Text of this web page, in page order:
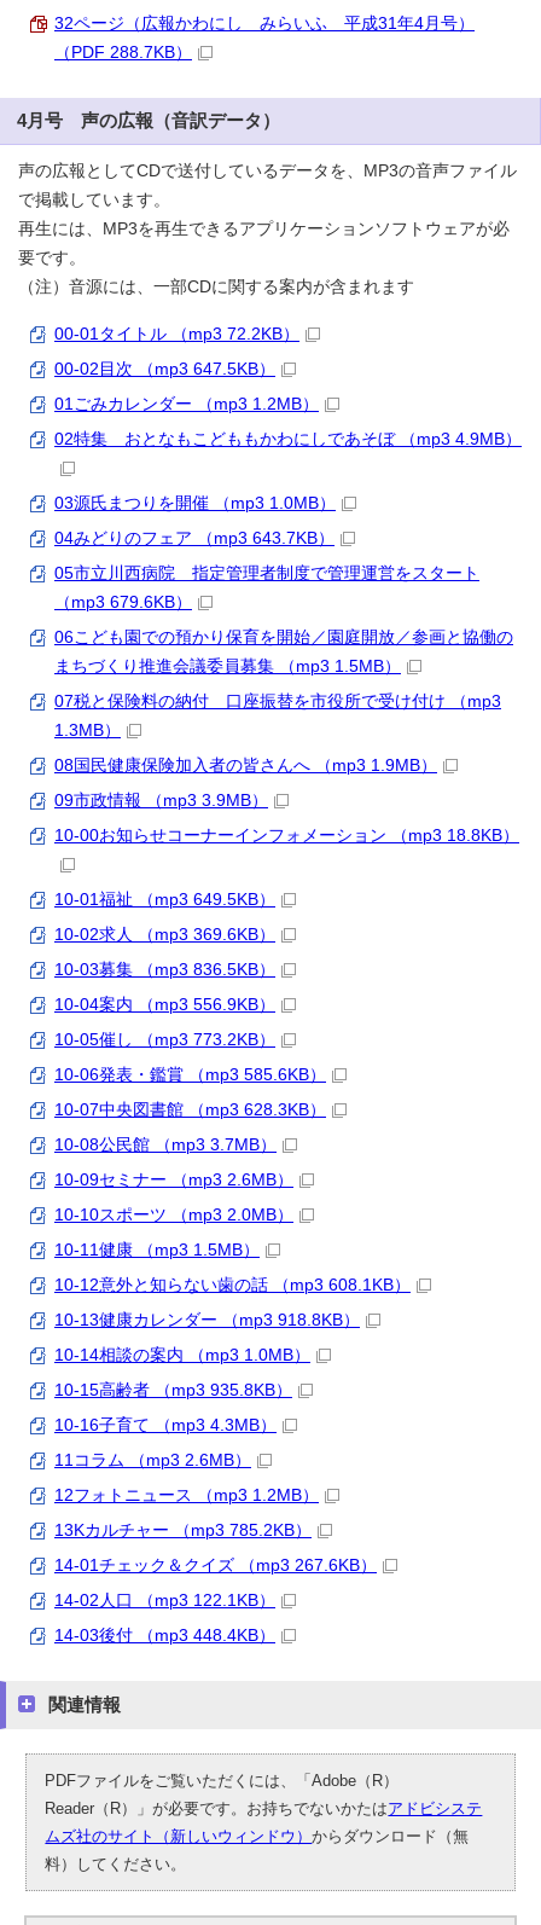
32ページ（広報かわにし みらいふ 平成31年4月号）
（PDF 288.7KB）
4月号 声の広報（音訳データ）
声の広報としてCDで送付しているデータを、MP3の音声ファイル
で掲載しています。
再生には、MP3を再生できるアプリケーションソフトウェアが必
要です。
（注）音源には、一部CDに関する案内が含まれます
00-01タイトル （mp3 72.2KB）
00-02目次 （mp3 647.5KB）
01ごみカレンダー （mp3 1.2MB）
02特集 おとなもこどももかわにしであそぼ （mp3 4.9MB）
03源氏まつりを開催 （mp3 1.0MB）
04みどりのフェア （mp3 643.7KB）
05市立川西病院 指定管理者制度で管理運営をスタート
（mp3 679.6KB）
06こども園での預かり保育を開始／園庭開放／参画と協働の
まちづくり推進会議委員募集 （mp3 1.5MB）
07税と保険料の納付 口座振替を市役所で受け付け （mp3
1.3MB）
08国民健康保険加入者の皆さんへ （mp3 1.9MB）
09市政情報 （mp3 3.9MB）
10-00お知らせコーナーインフォメーション （mp3 18.8KB）
10-01福祉 （mp3 649.5KB）
10-02求人 （mp3 369.6KB）
10-03募集 （mp3 836.5KB）
10-04案内 （mp3 556.9KB）
10-05催し （mp3 773.2KB）
10-06発表・鑑賞 （mp3 585.6KB）
10-07中央図書館 （mp3 628.3KB）
10-08公民館 （mp3 3.7MB）
10-09セミナー （mp3 2.6MB）
10-10スポーツ （mp3 2.0MB）
10-11健康 （mp3 1.5MB）
10-12意外と知らない歯の話 （mp3 608.1KB）
10-13健康カレンダー （mp3 918.8KB）
10-14相談の案内 （mp3 1.0MB）
10-15高齢者 （mp3 935.8KB）
10-16子育て （mp3 4.3MB）
11コラム （mp3 2.6MB）
12フォトニュース （mp3 1.2MB）
13Kカルチャー （mp3 785.2KB）
14-01チェック＆クイズ （mp3 267.6KB）
14-02人口 （mp3 122.1KB）
14-03後付 （mp3 448.4KB）
関連情報
PDFファイルをご覧いただくには、「Adobe（R）
Reader（R）」が必要です。お持ちでないかたはアドビシステ
ムズ社のサイト（新しいウィンドウ）からダウンロード（無
料）してください。